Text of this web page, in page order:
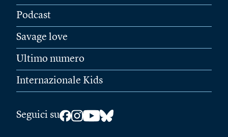
Podcast
Savage love
Ultimo numero
Internazionale Kids
Seguici su